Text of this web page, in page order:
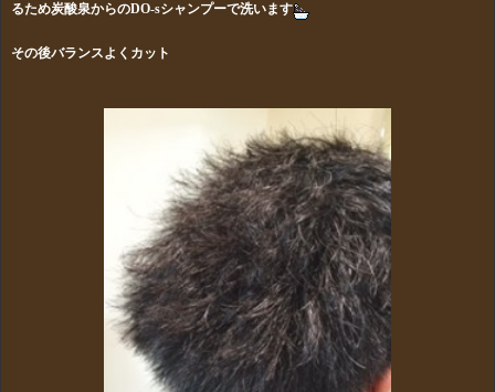
るため炭酸泉からのDO-sシャンプーで洗います
その後バランスよくカット